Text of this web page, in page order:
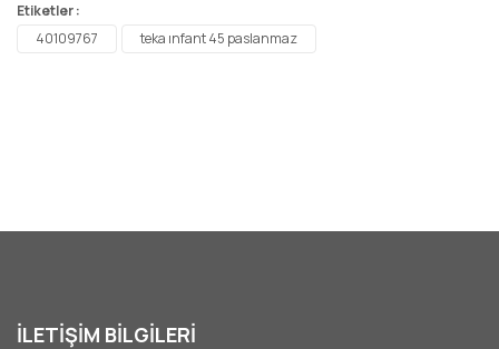
Etiketler :
40109767
teka ınfant 45 paslanmaz
İLETİŞİM BİLGİLERİ